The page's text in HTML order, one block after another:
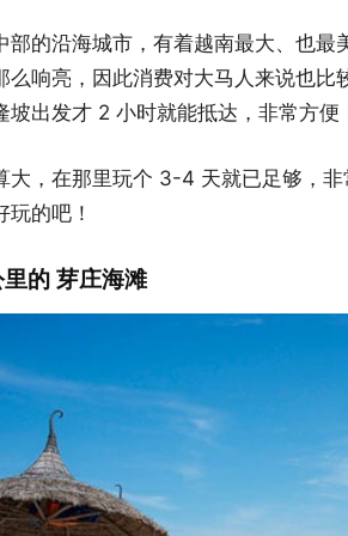
部的沿海城市，有着越南最大、也
么响亮，因此消费对大马人来说也
坡出发才 2 小时就能抵达，非常方便
大，在那里玩个 3-4 天就已足够，
玩的吧！
的 芽庄海滩